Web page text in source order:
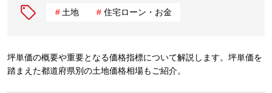
土地 住宅ローン・お金
坪単価の概要や重要となる価格指標について解説します。坪単価を
踏まえた都道府県別の土地価格相場もご紹介。